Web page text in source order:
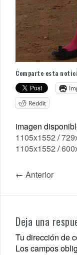
Comparte esta
Reddit
imagen
1105x1552 /
1105x1552 /
← Anterior
Deja una
Tu dirección de
Los campos